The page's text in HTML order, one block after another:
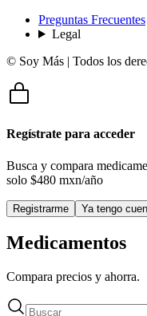
Preguntas Frecuentes
Legal
© Soy Más | Todos los
Regístrate para acceder
Busca y compara
solo $480 mxn/año
Registrarme Ya tengo
Medicamentos
Compara precios y ahorra.